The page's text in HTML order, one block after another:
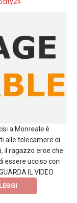
a Monreale è
alle telecamere di
il ragazzo eroe che
essere ucciso con
IL VIDEO
LEGGI